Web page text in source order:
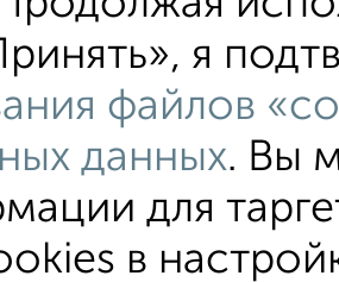
Хлопчато-бумажный Комбинат
этаж в малоэтажном доме
000 в мес. площадью до 40 м²
Квартиры студии Без
я
файлов
данных. Вы
для
в